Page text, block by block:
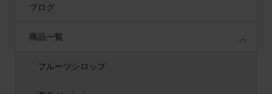
ブログ
商品一覧
フルーツシロップ